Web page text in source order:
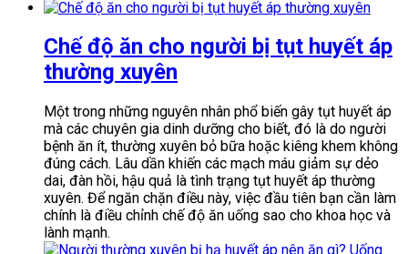
Chế độ ăn cho người bị tụt huyết áp
thường xuyên
Một trong những nguyên nhân phổ biến gây tụt huyết áp
mà các chuyên gia dinh dưỡng cho biết, đó là do người
bệnh ăn ít, thường xuyên bỏ bữa hoặc kiêng khem không
đúng cách. Lâu dần khiến các mạch máu giảm sự dẻo
dai, đàn hồi, hậu quả là tình trạng tụt huyết áp thường
xuyên. Để ngăn chặn điều này, việc đầu tiên bạn cần làm
chính là điều chỉnh chế độ ăn uống sao cho khoa học và
lành mạnh.